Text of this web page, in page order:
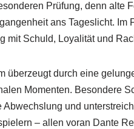
Prüfung, denn alte
ans Tageslicht. Im
mit Schuld, Loyalität und
überzeugt durch eine
Momenten. Besondere
Abwechslung und
– allen voran Dante